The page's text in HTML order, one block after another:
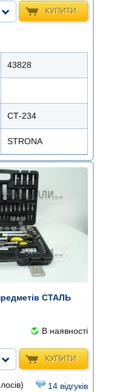
КУПИТИ
43828
СТ-234
STRONA
СТАЛЬ
В наявності
КУПИТИ
14 відгуків